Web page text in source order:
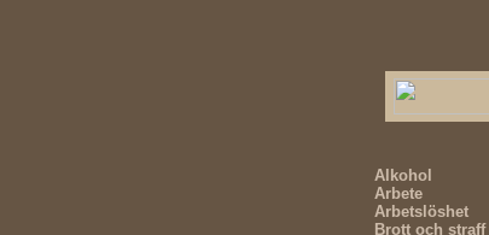
Alkohol
Arbete
Arbetslöshet
Brott och straff